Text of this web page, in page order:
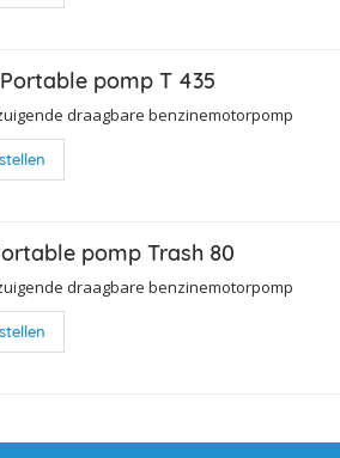
pomp T 435
draagbare benzinemotorpomp
pomp Trash 80
draagbare benzinemotorpomp